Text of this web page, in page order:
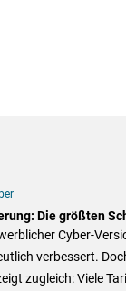
Die größten
Cyber-
verbessert.
zugleich: Viele